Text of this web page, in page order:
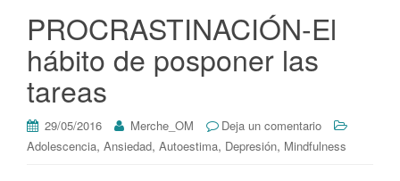
PROCRASTINACIÓN-El
hábito de posponer las
tareas
29/05/2016 Merche_OM
Deja un comentario
Adolescencia, Ansiedad, Autoestima, Depresión, Mindfulness